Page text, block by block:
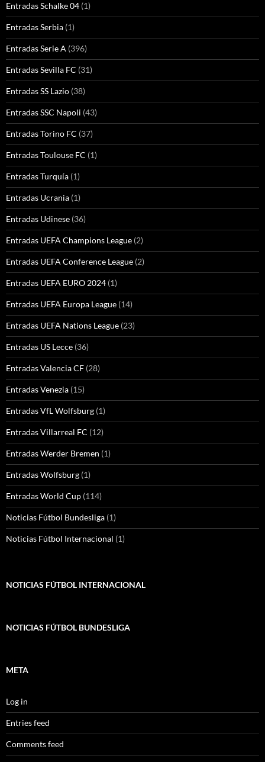
Entradas Schalke 04 (1)
Entradas Serbia (1)
Entradas Serie A (396)
Entradas Sevilla FC (31)
Entradas SS Lazio (38)
Entradas SSC Napoli (43)
Entradas Torino FC (37)
Entradas Toulouse FC (1)
Entradas Turquía (1)
Entradas Ucrania (1)
Entradas Udinese (36)
Entradas UEFA Champions League (2)
Entradas UEFA Conference League (2)
Entradas UEFA EURO 2024 (1)
Entradas UEFA Europa League (14)
Entradas UEFA Nations League (23)
Entradas US Lecce (36)
Entradas Valencia CF (28)
Entradas Venezia (15)
Entradas VfL Wolfsburg (1)
Entradas Villarreal FC (12)
Entradas Werder Bremen (1)
Entradas Wolfsburg (1)
Entradas World Cup (114)
Noticias Fútbol Bundesliga (1)
Noticias Fútbol Internacional (1)
NOTICIAS FÚTBOL INTERNACIONAL
NOTICIAS FÚTBOL BUNDESLIGA
META
Log in
Entries feed
Comments feed